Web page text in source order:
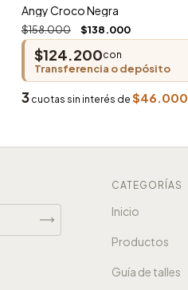
Angy Croco Negra
$158.000 $138.000
$124.200con
Transferencia o depósito
3 cuotas sin interés de $46.000
CATEGORÍAS
Inicio
Productos
Guía de talles